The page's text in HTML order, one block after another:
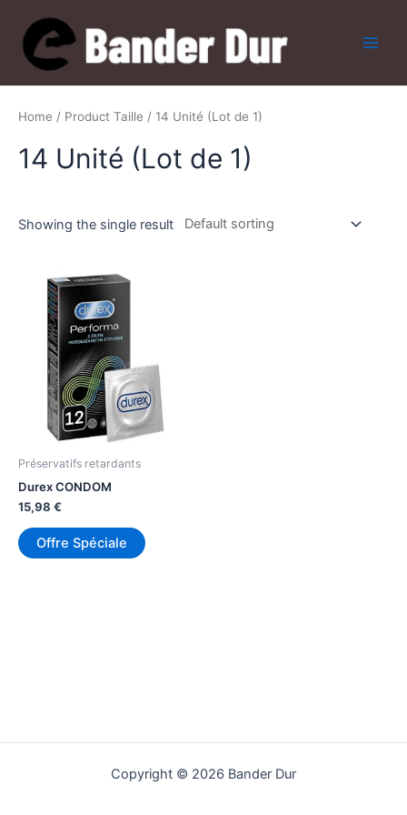
content
Home / Product Taille / 14 Unité (Lot de 1)
14 Unité (Lot de 1)
Showing the single result
Préservatifs retardants
Durex CONDOM
15,98 €
Offre Spéciale
Copyright © 2026 Bander Dur